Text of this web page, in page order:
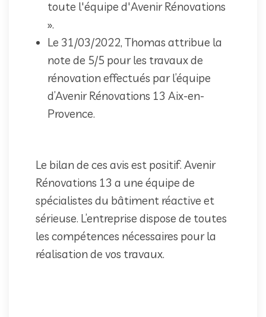
toute l'équipe d'Avenir Rénovations
».
Le 31/03/2022, Thomas attribue la
note de 5/5 pour les travaux de
rénovation effectués par l’équipe
d’Avenir Rénovations 13 Aix-en-
Provence.
Le bilan de ces avis est positif. Avenir
Rénovations 13 a une équipe de
spécialistes du bâtiment réactive et
sérieuse. L’entreprise dispose de toutes
les compétences nécessaires pour la
réalisation de vos travaux.